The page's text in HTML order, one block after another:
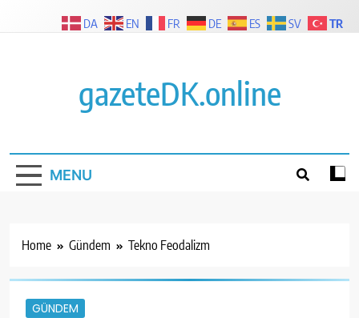
gazeteDK.online
MENU
Home Gündem Tekno Feodalizm
GÜNDEM
DA EN FR DE ES SV TR